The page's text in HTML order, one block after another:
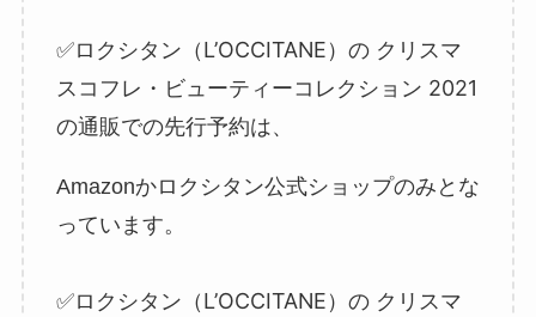
✅ロクシタン（L’OCCITANE）の クリスマ
スコフレ・ビューティーコレクション 2021
の通販での先行予約は、
Amazonかロクシタン公式ショップのみとな
っています。
✅ロクシタン（L’OCCITANE）の クリスマ